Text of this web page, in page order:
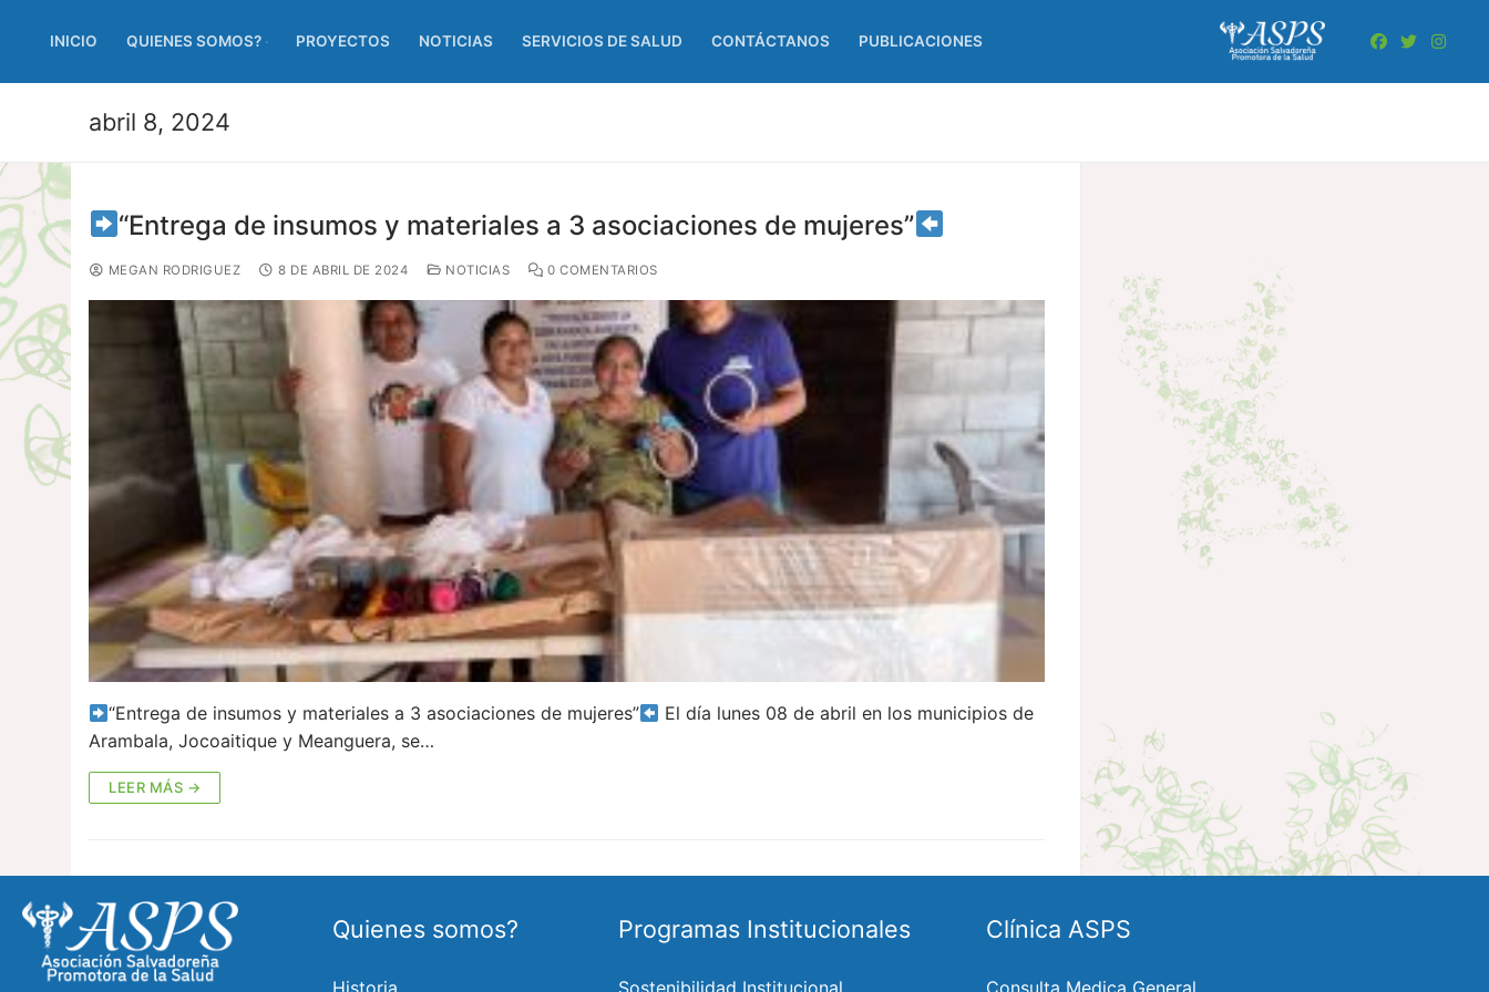
INICIO QUIENES SOMOS? PROYECTOS NOTICIAS SERVICIOS DE SALUD CONTÁCTANOS PUBLICACIONES
abril 8, 2024
“Entrega de insumos y materiales a 3 asociaciones de mujeres”
MEGAN RODRIGUEZ 8 DE ABRIL DE 2024 NOTICIAS 0 COMENTARIOS
“Entrega de insumos y materiales a 3 asociaciones de mujeres”
El día lunes 08 de abril en los municipios de
Arambala, Jocoaitique y Meanguera, se…
LEER MÁS →
Quienes somos? Programas Institucionales Clínica ASPS